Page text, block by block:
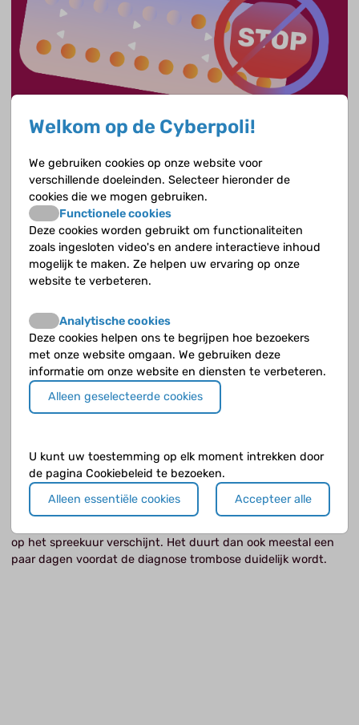
Doorgaan met de pil? Jazeker!
Hoezo, want de pil is vaak de oorzaak van trombose bij
meisjes. Het voelt bijna tegennatuurlijk om niet direct te
stoppen met de pil.
Trombose, dat is toch alleen voor ouderen?
Het is vaak niet het eerste waaraan een arts denkt als je met
klachten als spierpijn in je arm, hoofdpijn of kramp in je been
op het spreekuur verschijnt. Het duurt dan ook meestal een
paar dagen voordat de diagnose trombose duidelijk wordt.
Welkom op de Cyberpoli!
We gebruiken cookies op onze website voor
verschillende doeleinden. Selecteer hieronder de
cookies die we mogen gebruiken.
Functionele cookies
Deze cookies worden gebruikt om functionaliteiten
zoals ingesloten video's en andere interactieve inhoud
mogelijk te maken. Ze helpen uw ervaring op onze
website te verbeteren.
Analytische cookies
Deze cookies helpen ons te begrijpen hoe bezoekers
met onze website omgaan. We gebruiken deze
informatie om onze website en diensten te verbeteren.
Alleen geselecteerde cookies
U kunt uw toestemming op elk moment intrekken door
de pagina Cookiebeleid te bezoeken.
Alleen essentiële cookies
Accepteer alle